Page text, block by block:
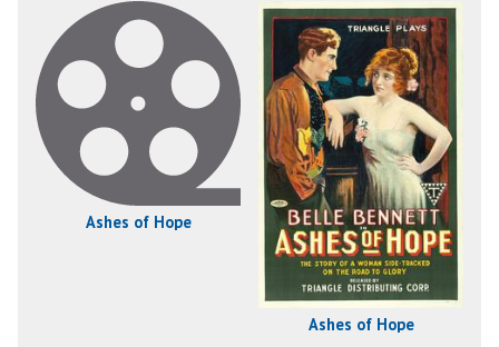
Ashes of Hope
Ashes of Hope